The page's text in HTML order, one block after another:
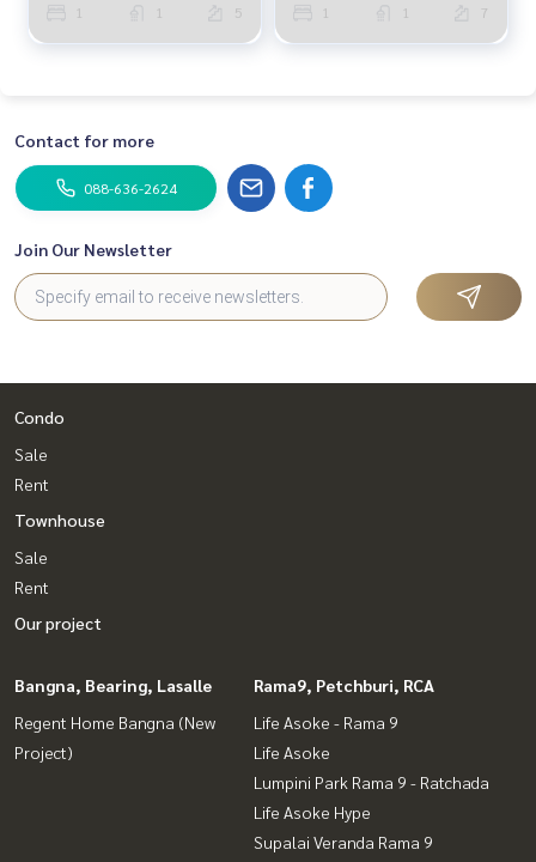
1 1 5 1 1 7
Contact for more
088-636-2624
Join Our Newsletter
Condo
Sale
Rent
Townhouse
Sale
Rent
Our project
Bangna, Bearing, Lasalle
Regent Home Bangna (New
Project)
Rama9, Petchburi, RCA
Life Asoke - Rama 9
Life Asoke
Lumpini Park Rama 9 - Ratchada
Life Asoke Hype
Supalai Veranda Rama 9